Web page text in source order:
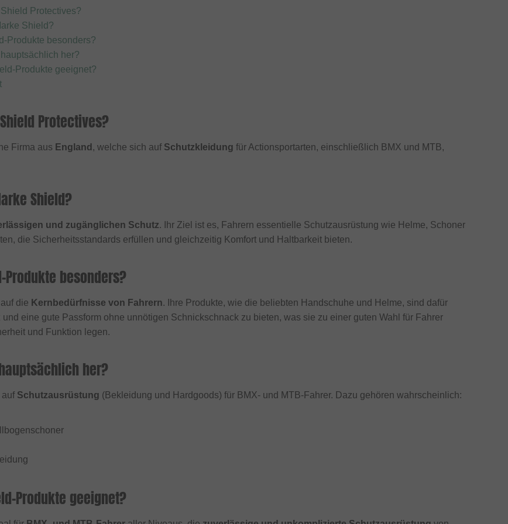
Protectives?
Shield?
Produkte besonders?
her?
Produkte geeignet?
Protectives?
Firma aus England , welche sich auf Schutzkleidung für Actionsportarten, einschließlich BMX und MTB,
Shield?
und zugänglichen Schutz. Ihr Ziel ist es, Fahrern essentielle Schutzausrüstung wie Helme, Schoner
die Sicherheitsstandards erfüllen und gleichzeitig Komfort und Haltbarkeit bieten.
Produkte besonders?
die Kernbedürfnisse von Fahrern. Ihre Produkte, wie die beliebten Handschuhe und Helme, sind dafür
und eine gute Passform ohne unnötigen Schnickschnack zu bieten, was sie zu einer guten Wahl für Fahrer
und Funktion legen.
her?
Schutzausrüstung (Bekleidung und Hardgoods) für BMX- und MTB-Fahrer. Dazu gehören wahrscheinlich:
Produkte geeignet?